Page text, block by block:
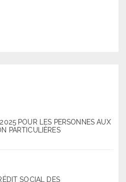
POUR LES PERSONNES AUX
PARTICULIÈRES
SOCIAL DES